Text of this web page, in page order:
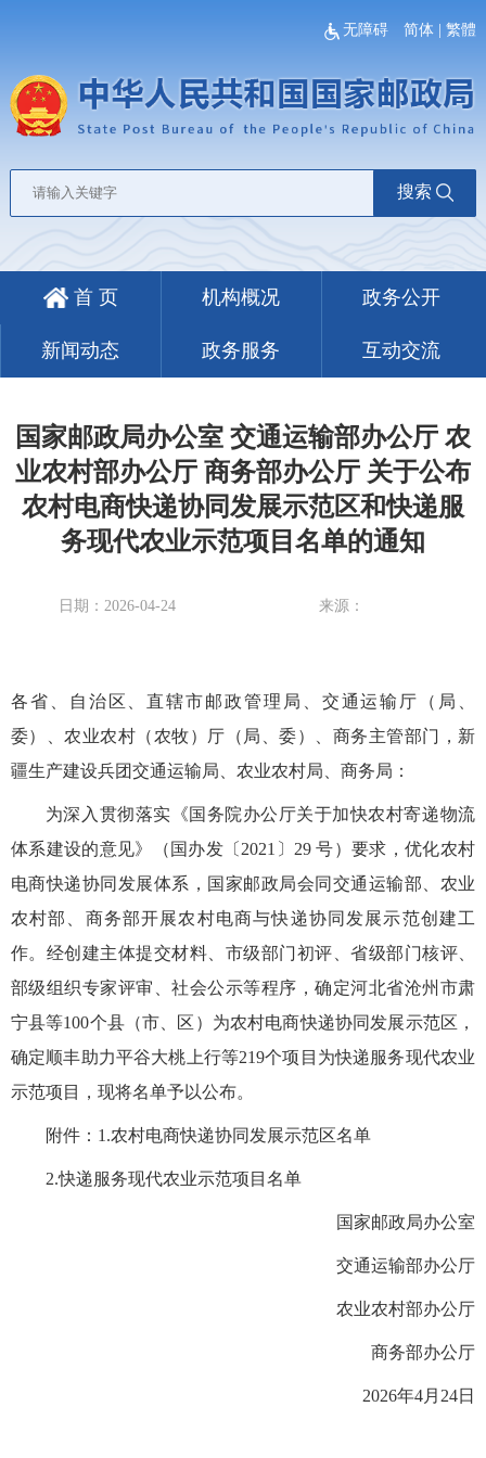
无障碍 简体 |繁體
搜索
首 页 机构概况 政务公开
新闻动态 政务服务 互动交流
国家邮政局办公室 交通运输部办公厅 农
业农村部办公厅 商务部办公厅 关于公布
农村电商快递协同发展示范区和快递服
务现代农业示范项目名单的通知
日期：2026-04-24 来源：
各省、自治区、直辖市邮政管理局、交通运输厅（局、
委）、农业农村（农牧）厅（局、委）、商务主管部门，新
疆生产建设兵团交通运输局、农业农村局、商务局：
为深入贯彻落实《国务院办公厅关于加快农村寄递物流
体系建设的意见》（国办发〔2021〕29 号）要求，优化农村
电商快递协同发展体系，国家邮政局会同交通运输部、农业
农村部、商务部开展农村电商与快递协同发展示范创建工
作。经创建主体提交材料、市级部门初评、省级部门核评、
部级组织专家评审、社会公示等程序，确定河北省沧州市肃
宁县等100个县（市、区）为农村电商快递协同发展示范区，
确定顺丰助力平谷大桃上行等219个项目为快递服务现代农业
示范项目，现将名单予以公布。
附件：1.农村电商快递协同发展示范区名单
2.快递服务现代农业示范项目名单
国家邮政局办公室
交通运输部办公厅
农业农村部办公厅
商务部办公厅
2026年4月24日